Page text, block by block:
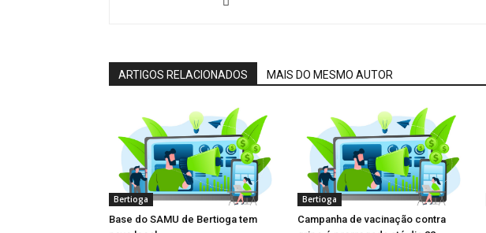
ARTIGOS RELACIONADOS MAIS DO MESMO AUTOR
Bertioga
Base do SAMU de Bertioga tem
Bertioga
Campanha de vacinação contra